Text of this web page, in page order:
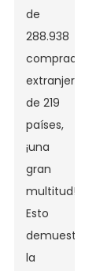
de
288.938
compradores
extranjeros
de 219
países,
¡una
gran
multitud!
Esto
demuestra
la